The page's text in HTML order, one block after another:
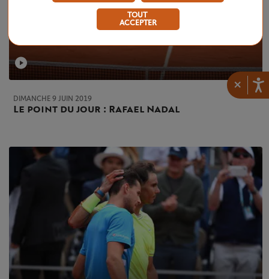
×
DIMANCHE 9 JUIN 2019
Le point du jour : Rafael Nadal
TOUT
ACCEPTER